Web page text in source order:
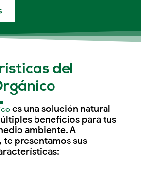
del
es una solución natural
beneficios para tus
ambiente. A
presentamos sus